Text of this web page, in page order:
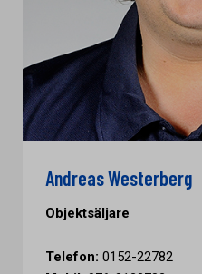
Andreas Westerberg
Objektsäljare
Telefon: 0152-22782